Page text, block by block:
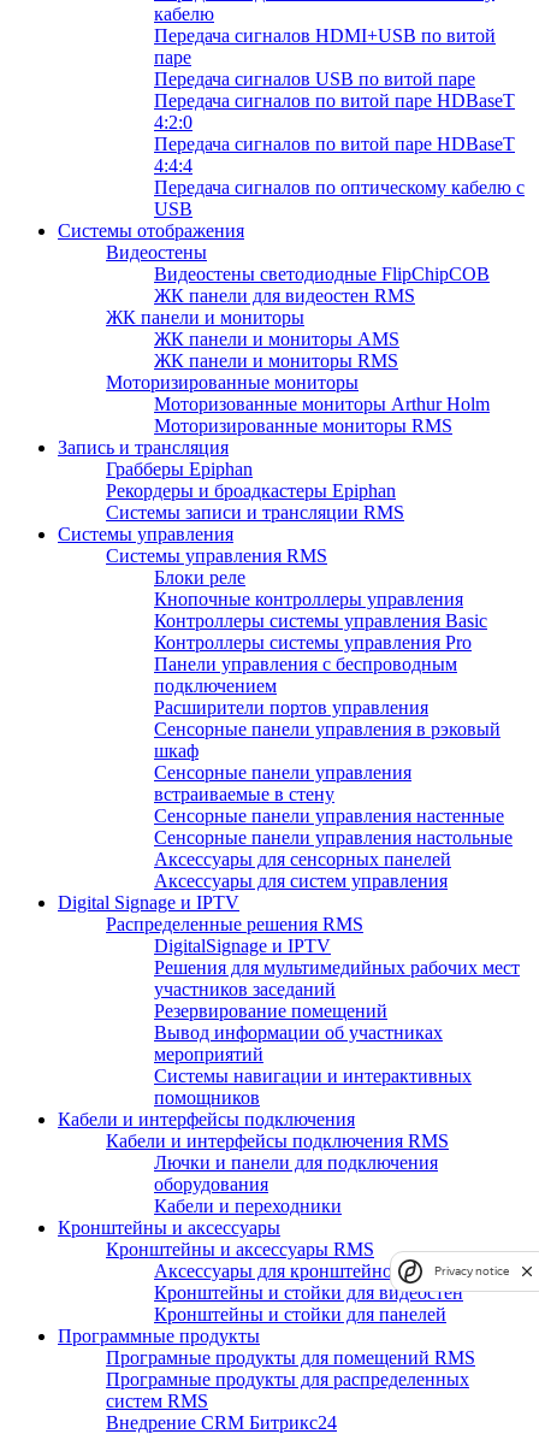
кабелю
Передача сигналов HDMI+USB по витой
паре
Передача сигналов USB по витой паре
Передача сигналов по витой паре HDBaseT
4:2:0
Передача сигналов по витой паре HDBaseT
4:4:4
Передача сигналов по оптическому кабелю с
USB
Системы отображения
Видеостены
Видеостены светодиодные FlipChipCOB
ЖК панели для видеостен RMS
ЖК панели и мониторы
ЖК панели и мониторы AMS
ЖК панели и мониторы RMS
Моторизированные мониторы
Моторизованные мониторы Arthur Holm
Моторизированные мониторы RMS
Запись и трансляция
Грабберы Epiphan
Рекордеры и броадкастеры Epiphan
Системы записи и трансляции RMS
Системы управления
Системы управления RMS
Блоки реле
Кнопочные контроллеры управления
Контроллеры системы управления Basic
Контроллеры системы управления Pro
Панели управления с беспроводным
подключением
Расширители портов управления
Сенсорные панели управления в рэковый
шкаф
Сенсорные панели управления
встраиваемые в стену
Сенсорные панели управления настенные
Сенсорные панели управления настольные
Аксессуары для сенсорных панелей
Аксессуары для систем управления
Digital Signage и IPTV
Распределенные решения RMS
DigitalSignage и IPTV
Решения для мультимедийных рабочих мест
участников заседаний
Резервирование помещений
Вывод информации об участниках
мероприятий
Системы навигации и интерактивных
помощников
Кабели и интерфейсы подключения
Кабели и интерфейсы подключения RMS
Лючки и панели для подключения
оборудования
Кабели и переходники
Кронштейны и аксессуары
Кронштейны и аксессуары RMS
Аксессуары для кронштейнов и стоек
Кронштейны и стойки для видеостен
Кронштейны и стойки для панелей
Программные продукты
Програмные продукты для помещений RMS
Програмные продукты для распределенных
систем RMS
Внедрение CRM Битрикс24
Privacy notice